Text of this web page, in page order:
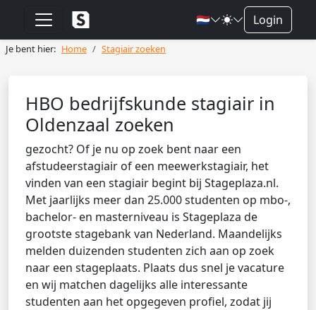
🇳🇱 Login
Je bent hier: Home Stagiair zoeken
HBO bedrijfskunde stagiair in
Oldenzaal zoeken
gezocht? Of je nu op zoek bent naar een
afstudeerstagiair of een meewerkstagiair, het
vinden van een stagiair begint bij Stageplaza.nl.
Met jaarlijks meer dan 25.000 studenten op mbo-,
bachelor- en masterniveau is Stageplaza de
grootste stagebank van Nederland. Maandelijks
melden duizenden studenten zich aan op zoek
naar een stageplaats. Plaats dus snel je vacature
en wij matchen dagelijks alle interessante
studenten aan het opgegeven profiel, zodat jij